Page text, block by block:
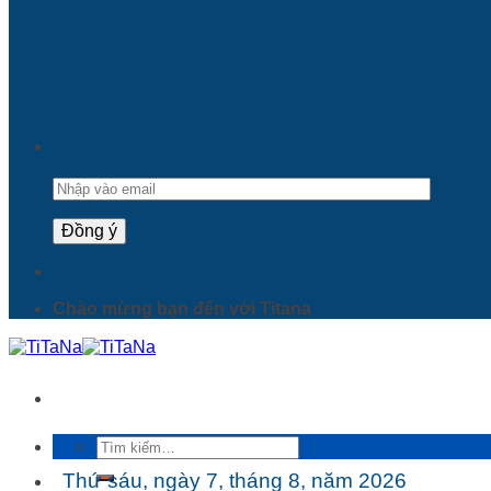
Chào mừng bạn đến với Titana
Tìm
kiếm:
Thứ sáu, ngày 7, tháng 8, năm 2026